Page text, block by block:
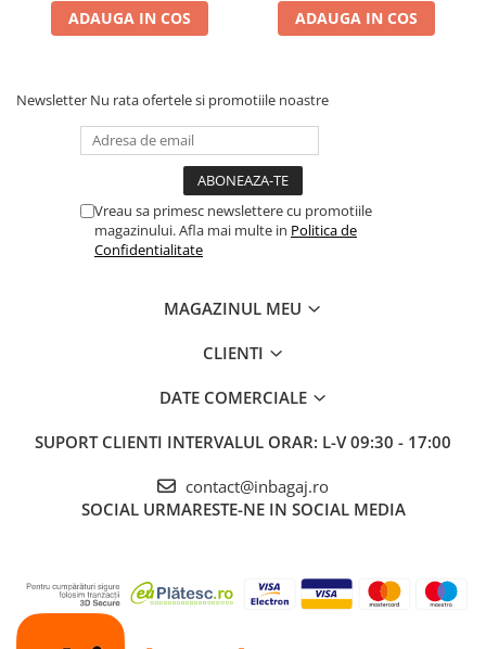
ADAUGA IN COS ADAUGA IN COS
Newsletter Nu rata ofertele si promotiile noastre
Vreau sa primesc newslettere cu promotiile
magazinului. Afla mai multe in Politica de
Confidentialitate
MAGAZINUL MEU
CLIENTI
DATE COMERCIALE
SUPORT CLIENTI INTERVALUL ORAR: L-V 09:30 - 17:00
contact@inbagaj.ro
SOCIAL URMARESTE-NE IN SOCIAL MEDIA